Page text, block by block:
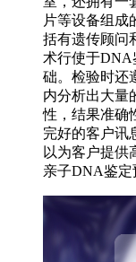
片等设备组成
括有遗传顾问
术行使于DNA
础。检验时还
内分析出大量
性，结果准确
完好的客户讯
以为客户提供
亲子DNA鉴定